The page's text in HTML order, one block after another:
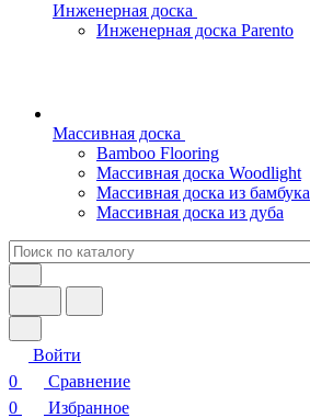
Инженерная доска
Инженерная доска Parento
Массивная доска
Bamboo Flooring
Массивная доска Woodlight
Массивная доска из бамбука
Массивная доска из дуба
Войти
0
Сравнение
0
Избранное